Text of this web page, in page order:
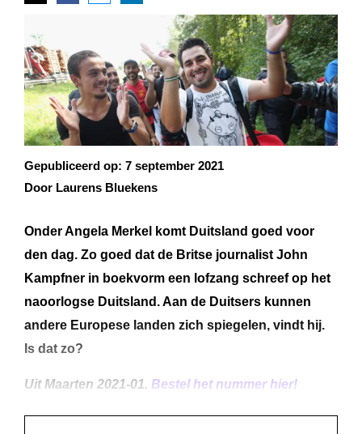
Gepubliceerd op: 7 september 2021
Door Laurens Bluekens
Onder Angela Merkel komt Duitsland goed voor
den dag. Zo goed dat de Britse journalist John
Kampfner in boekvorm een lofzang schreef op het
naoorlogse Duitsland. Aan de Duitsers kunnen
andere Europese landen zich spiegelen, vindt hij.
Is dat zo?
Uit Maarten 2021-01. Bestel het nummer hier!